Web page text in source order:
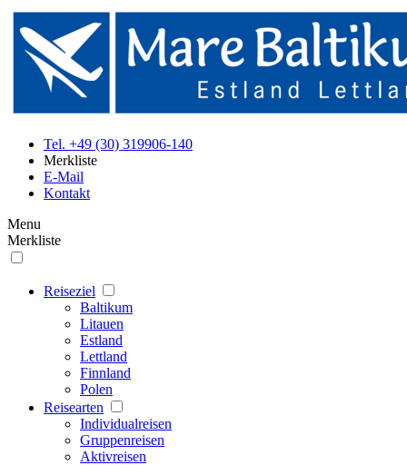
Tel. +49 (30) 319906-140
Merkliste
E-Mail
Kontakt
Menu
Merkliste
Reiseziel
Baltikum
Litauen
Estland
Lettland
Finnland
Polen
Reisearten
Individualreisen
Gruppenreisen
Aktivreisen